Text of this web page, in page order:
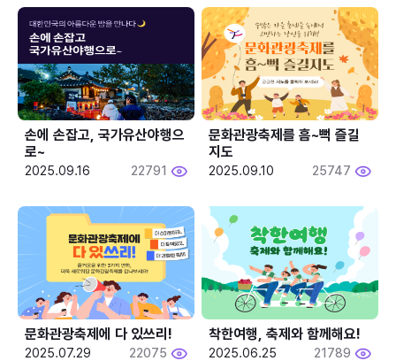
손에 손잡고, 국가유산야행으
로~
2025.09.16 22791
문화관광축제를 흠~뻑 즐길
지도
2025.09.10 25747
문화관광축제에 다 있쓰리!
2025.07.29 22075
착한여행, 축제와 함께해요!
2025.06.25 21789